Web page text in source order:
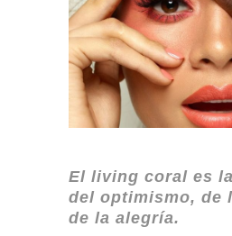
El living coral es
del optimismo, de
de la alegría.